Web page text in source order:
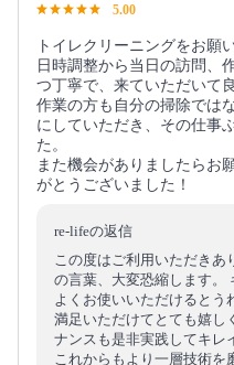
5.00
トイレクリーニングをお願
日時調整から当日の訪問、
つ丁寧で、来ていただいて
作業の方も自分の掃除では
にしていただき、その仕事
た。
また機会がありましたらお
がとうございました！
re-lifeの返信
この度はご利用いただきあ
の言葉、大変恐縮します。
よくお使いいただけるとう
満足いただけてとても嬉し
ナンスも是非実践してキレ
これからもより一層技術